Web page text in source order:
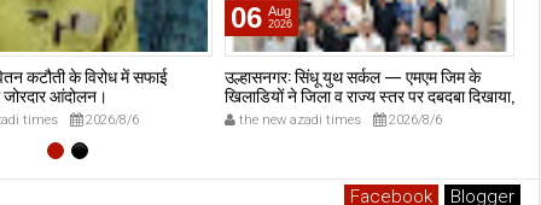
कटौती के विरोध में सफाई
जोरदार आंदोलन।
times 2026/8/6
06 Aug
2026
उल्हासनगर: सिंधू युथ सर्कल — एमएम जिम के
खिलाडियों ने जिला व राज्य स्तर पर दबदबा दिखाया,
कई पदक साथ लेकर लौटे।
the new azadi times 2026/8/6
Facebook Blogger